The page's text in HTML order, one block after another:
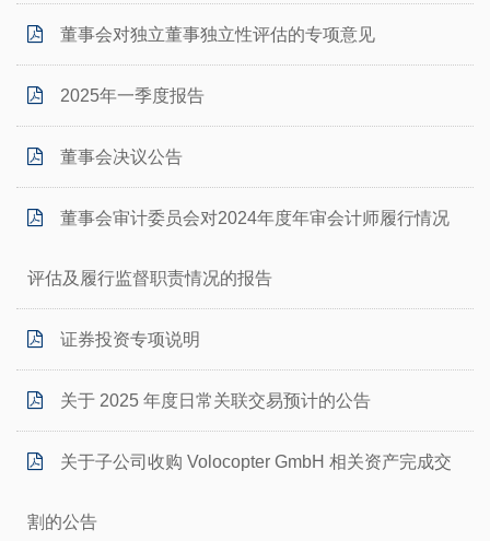
董事会对独立董事独立性评估的专项意见
2025年一季度报告
董事会决议公告
董事会审计委员会对2024年度年审会计师履行情况
评估及履行监督职责情况的报告
证券投资专项说明
关于 2025 年度日常关联交易预计的公告
关于子公司收购 Volocopter GmbH 相关资产完成交
割的公告